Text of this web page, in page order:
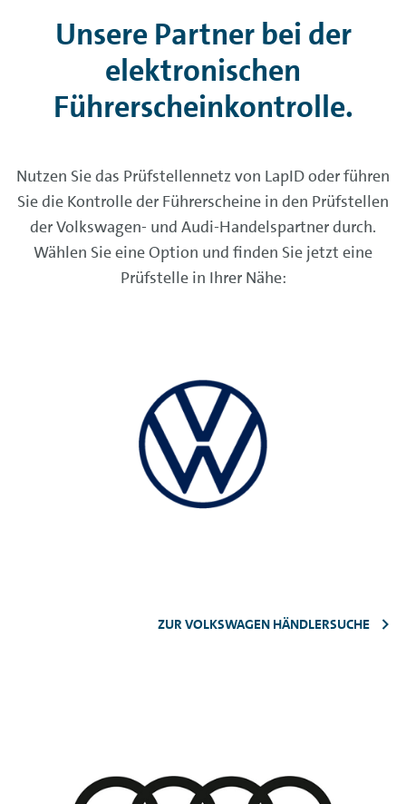
Unsere Partner bei der
elektronischen
Führerscheinkontrolle.
Nutzen Sie das Prüfstellennetz von LapID oder führen
Sie die Kontrolle der Führerscheine in den Prüfstellen
der Volkswagen- und Audi-Handelspartner durch.
Wählen Sie eine Option und finden Sie jetzt eine
Prüfstelle in Ihrer Nähe:
ZUR VOLKSWAGEN HÄNDLERSUCHE